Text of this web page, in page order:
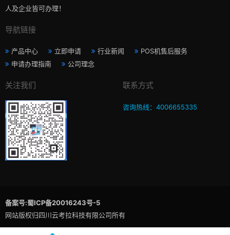
人及企业皆可办理！
导航链接
产品中心 立即申请 行业新闻
POS机售后服务
申请办理指南
公司理念
关注我们 联系方式
咨询热线：4006655335
备案号:蜀ICP备20016243号-5
网站版权归四川云考拉科技有限公司所有